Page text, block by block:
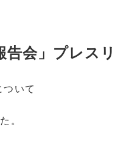
告会」プレス
ついて
。